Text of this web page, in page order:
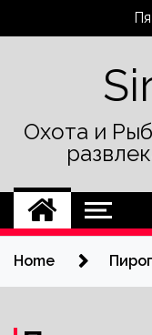
Охота и
Home